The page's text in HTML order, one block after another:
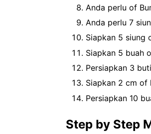
Anda perlu of
Anda perlu 7
Siapkan 5 siung
Siapkan 5 buah
Persiapkan 3
Siapkan 2 cm of
Persiapkan 10
Step by Step